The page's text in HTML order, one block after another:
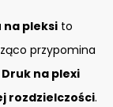
na pleksito
przypomina
Druk na plexi
rozdzielczości.